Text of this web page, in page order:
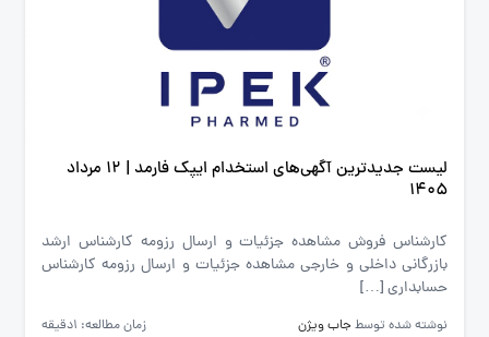
لیست جدیدترین آگهی‌های استخدام ایپک فارمد | ۱۲ مرداد
۱۴۰۵
کارشناس فروش مشاهده جزئیات و ارسال رزومه کارشناس ارشد
بازرگانی داخلی و خارجی مشاهده جزئیات و ارسال رزومه کارشناس
حسابداری […]
نوشته شده توسط جاب ویژن
زمان مطالعه: 1دقیقه